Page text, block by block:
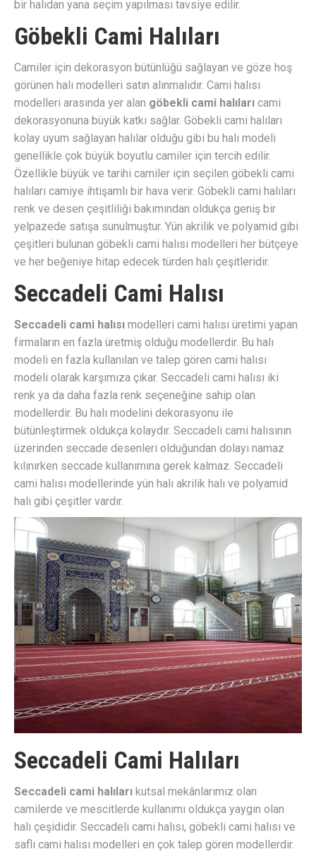
bir halıdan yana seçim yapılması tavsiye edilir.
Göbekli Cami Halıları
Camiler için dekorasyon bütünlüğü sağlayan ve göze hoş
görünen halı modelleri satın alınmalıdır. Cami halısı
modelleri arasında yer alan göbekli cami halıları cami
dekorasyonuna büyük katkı sağlar. Göbekli cami halıları
kolay uyum sağlayan halılar olduğu gibi bu halı modeli
genellikle çok büyük boyutlu camiler için tercih edilir.
Özellikle büyük ve tarihi camiler için seçilen göbekli cami
halıları camiye ihtişamlı bir hava verir. Göbekli cami halıları
renk ve desen çeşitliliği bakımından oldukça geniş bir
yelpazede satışa sunulmuştur. Yün akrilik ve polyamid gibi
çeşitleri bulunan göbekli cami halısı modelleri her bütçeye
ve her beğeniye hitap edecek türden halı çeşitleridir.
Seccadeli Cami Halısı
Seccadeli cami halısı modelleri cami halısı üretimi yapan
firmaların en fazla üretmiş olduğu modellerdir. Bu halı
modeli en fazla kullanılan ve talep gören cami halısı
modeli olarak karşımıza çıkar. Seccadeli cami halısı iki
renk ya da daha fazla renk seçeneğine sahip olan
modellerdir. Bu halı modelini dekorasyonu ile
bütünleştirmek oldukça kolaydır. Seccadeli cami halısının
üzerinden seccade desenleri olduğundan dolayı namaz
kılınırken seccade kullanımına gerek kalmaz. Seccadeli
cami halısı modellerinde yün halı akrilik halı ve polyamid
halı gibi çeşitler vardır.
Seccadeli Cami Halıları
Seccadeli cami halıları kutsal mekânlarımız olan
camilerde ve mescitlerde kullanımı oldukça yaygın olan
halı çeşididir. Seccadeli cami halısı, göbekli cami halısı ve
saflı cami halısı modelleri en çok talep gören modellerdir.